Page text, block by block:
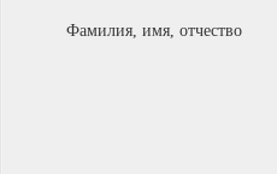
Фамилия, имя, отчество